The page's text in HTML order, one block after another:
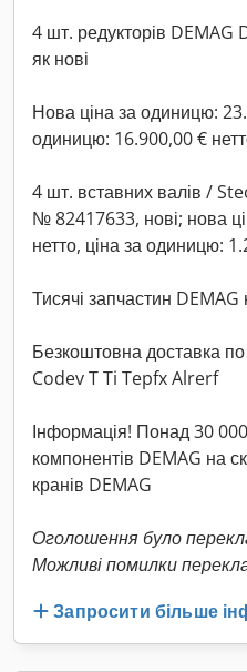
4 шт. редукторів DEMAG
як нові
Нова ціна за одиницю:
одиницю: 16.900,00 €
4 шт. вставних валів /
№ 82417633, нові; нова
нетто, ціна за одиницю:
Тисячі запчастин DEMAG
Безкоштовна доставка по
Codev T Ti Tepfx Alrerf
Інформація! Понад 30
компонентів DEMAG на
кранів DEMAG
Оголошення було
Можливі помилки
Запросити більше